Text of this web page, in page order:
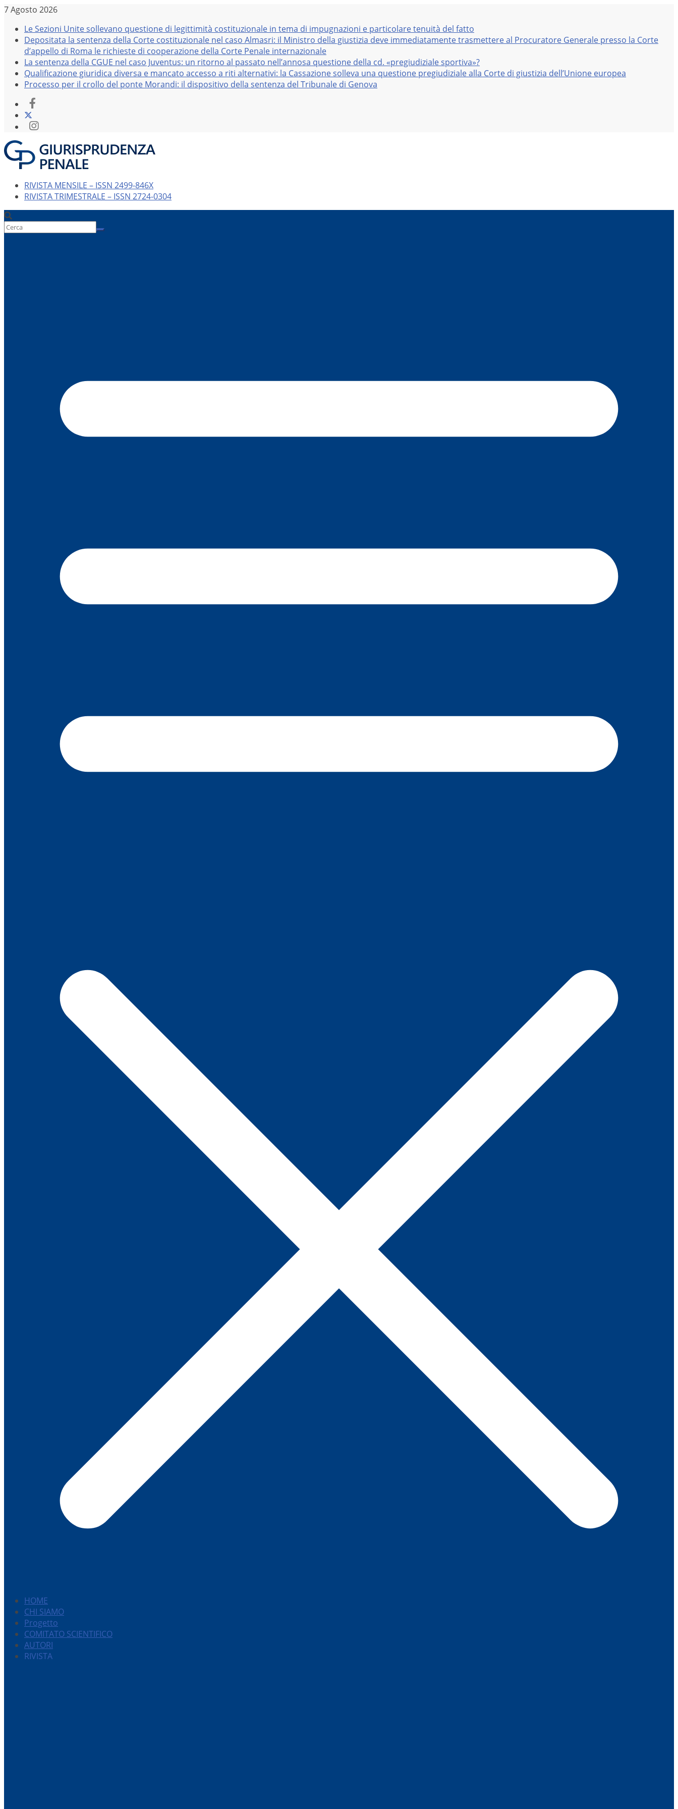
Salta
contenuto
7 Agosto 2026
Le Sezioni Unite sollevano questione di legittimità costituzionale in tema di impugnazioni e particolare tenuità del fatto
Depositata la sentenza della Corte costituzionale nel caso Almasri: il Ministro della giustizia deve immediatamente trasmettere al Procuratore Generale presso la Corte
d’appello di Roma le richieste di cooperazione della Corte Penale internazionale
La sentenza della CGUE nel caso Juventus: un ritorno al passato nell’annosa questione della cd. «pregiudiziale sportiva»?
Qualificazione giuridica diversa e mancato accesso a riti alternativi: la Cassazione solleva una questione pregiudiziale alla Corte di giustizia dell’Unione europea
Processo per il crollo del ponte Morandi: il dispositivo della sentenza del Tribunale di Genova
RIVISTA MENSILE – ISSN 2499-846X
RIVISTA TRIMESTRALE – ISSN 2724-0304
HOME
CHI SIAMO
Progetto
COMITATO SCIENTIFICO
AUTORI
RIVISTA